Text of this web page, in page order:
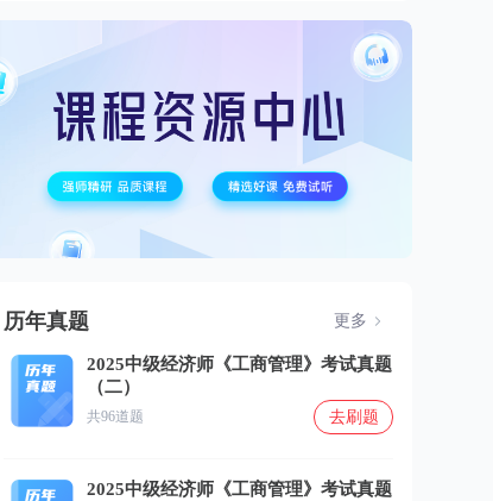
历年真题 更多
2025中级经济师《工商管理》考试真题
（二）
共96道题 去刷题
2025中级经济师《工商管理》考试真题